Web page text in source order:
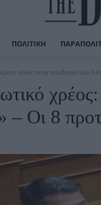
ΠΟΛΙΤΙΚΉ
μπει τέλος στην ασυδοσία των
– Οι 8